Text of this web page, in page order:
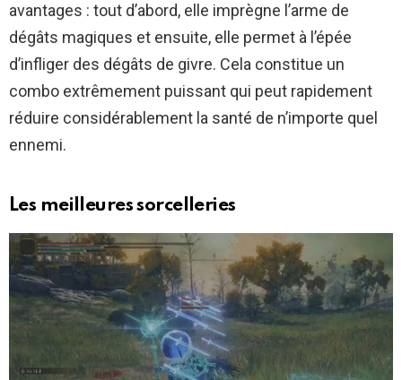
avantages : tout d’abord, elle imprègne l’arme de
dégâts magiques et ensuite, elle permet à l’épée
d’infliger des dégâts de givre. Cela constitue un
combo extrêmement puissant qui peut rapidement
réduire considérablement la santé de n’importe quel
ennemi.
Les meilleures sorcelleries